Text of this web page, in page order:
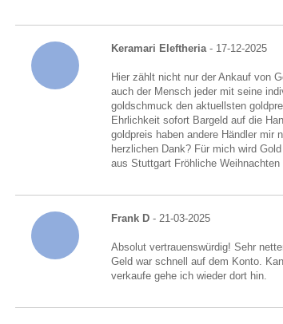
Keramari Eleftheria - 17-12-2025
Hier zählt nicht nur der Ankauf von
auch der Mensch jeder mit seine
goldschmuck den aktuellsten
Ehrlichkeit sofort Bargeld auf die
goldpreis haben andere Händler mir
herzlichen Dank? Für mich wird
aus Stuttgart Fröhliche
Frank D - 21-03-2025
Absolut vertrauenswürdig! Sehr
Geld war schnell auf dem Konto.
verkaufe gehe ich wieder dort hin.